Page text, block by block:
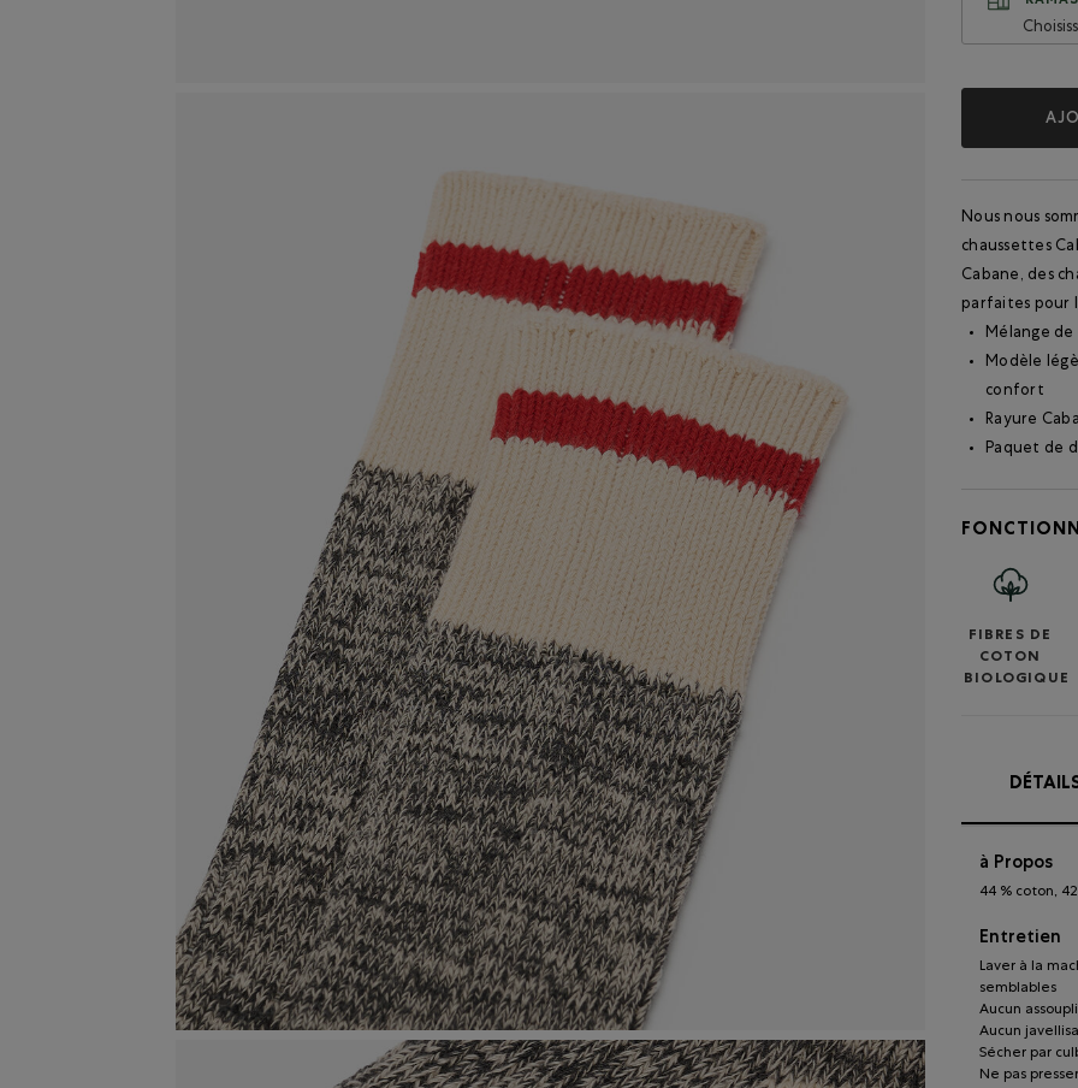
Nous nous
chaussettes
Cabane, des
parfaites pour
Mélange
Modèle
confort
Rayure
Paquet de
FIBRES DE
COTON
BIOLOGIQUE
à Propos
44 % coton,
Entretien
Laver à la
semblables
Aucun
Aucun
Sécher par
Ne pas